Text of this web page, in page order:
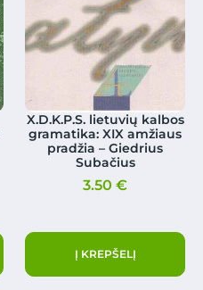
X.D.K.P.S. lietuvių kalbos
gramatika: XIX amžiaus
pradžia – Giedrius
Subačius
3.50€
Į KREPŠELĮ